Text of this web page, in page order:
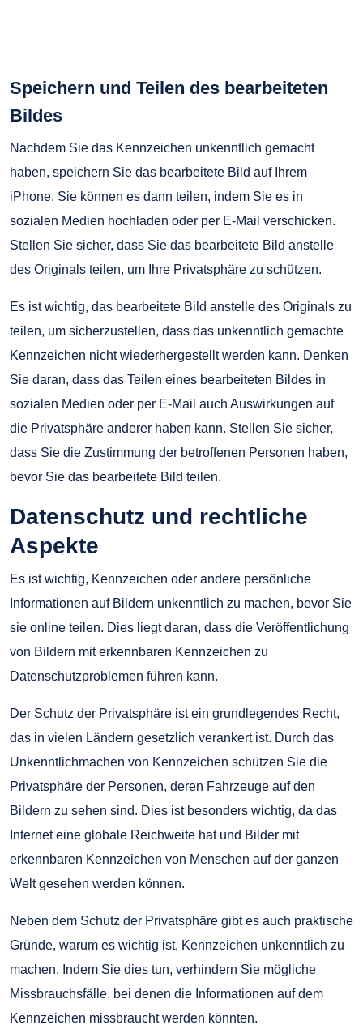
Speichern und Teilen des bearbeiteten
Bildes
Nachdem Sie das Kennzeichen unkenntlich gemacht
haben, speichern Sie das bearbeitete Bild auf Ihrem
iPhone. Sie können es dann teilen, indem Sie es in
sozialen Medien hochladen oder per E-Mail verschicken.
Stellen Sie sicher, dass Sie das bearbeitete Bild anstelle
des Originals teilen, um Ihre Privatsphäre zu schützen.
Es ist wichtig, das bearbeitete Bild anstelle des Originals zu
teilen, um sicherzustellen, dass das unkenntlich gemachte
Kennzeichen nicht wiederhergestellt werden kann. Denken
Sie daran, dass das Teilen eines bearbeiteten Bildes in
sozialen Medien oder per E-Mail auch Auswirkungen auf
die Privatsphäre anderer haben kann. Stellen Sie sicher,
dass Sie die Zustimmung der betroffenen Personen haben,
bevor Sie das bearbeitete Bild teilen.
Datenschutz und rechtliche
Aspekte
Es ist wichtig, Kennzeichen oder andere persönliche
Informationen auf Bildern unkenntlich zu machen, bevor Sie
sie online teilen. Dies liegt daran, dass die Veröffentlichung
von Bildern mit erkennbaren Kennzeichen zu
Datenschutzproblemen führen kann.
Der Schutz der Privatsphäre ist ein grundlegendes Recht,
das in vielen Ländern gesetzlich verankert ist. Durch das
Unkenntlichmachen von Kennzeichen schützen Sie die
Privatsphäre der Personen, deren Fahrzeuge auf den
Bildern zu sehen sind. Dies ist besonders wichtig, da das
Internet eine globale Reichweite hat und Bilder mit
erkennbaren Kennzeichen von Menschen auf der ganzen
Welt gesehen werden können.
Neben dem Schutz der Privatsphäre gibt es auch praktische
Gründe, warum es wichtig ist, Kennzeichen unkenntlich zu
machen. Indem Sie dies tun, verhindern Sie mögliche
Missbrauchsfälle, bei denen die Informationen auf dem
Kennzeichen missbraucht werden könnten.